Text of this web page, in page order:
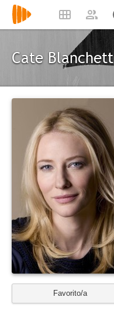
Cate Blanchett
Favorito/a